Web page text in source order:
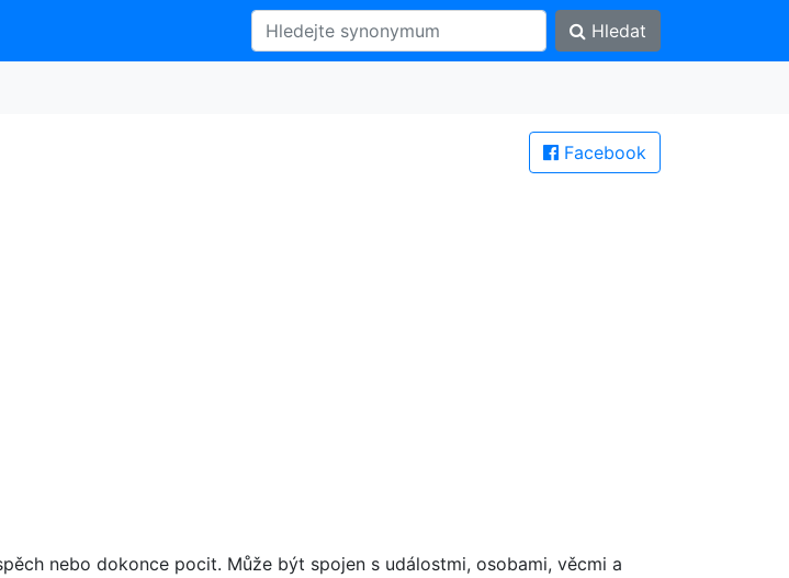
Hledat
Facebook
nebo dokonce pocit. Může být spojen s událostmi, osobami, věcmi a